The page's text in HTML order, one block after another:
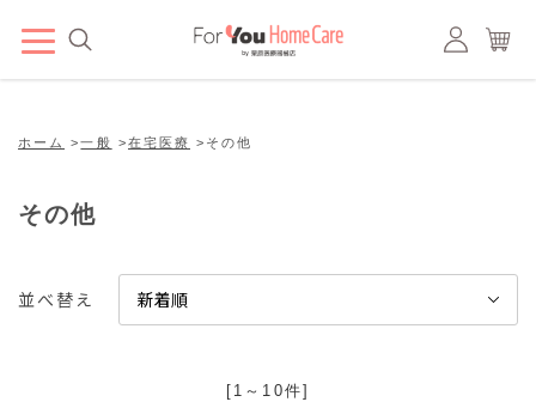
ホーム >一般 >在宅医療 > その他
その他
並べ替え
[1～10件]